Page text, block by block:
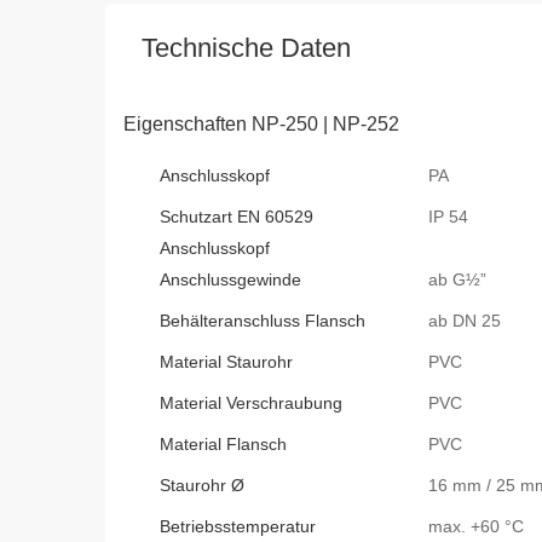
Technische Daten
Eigenschaften NP-250 | NP-252
Anschlusskopf PA
Schutzart EN 60529
Anschlusskopf
IP 54
Anschlussgewinde ab G½”
Behälteranschluss Flansch ab DN 25
Material Staurohr PVC
Material Verschraubung PVC
Material Flansch PVC
Staurohr Ø 16 mm / 25
Betriebsstemperatur max. +60 °C